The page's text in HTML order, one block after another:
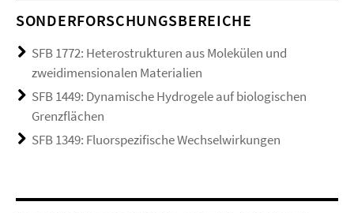
SONDERFORSCHUNGSBEREICHE
SFB 1772: Heterostrukturen aus Molekülen und
zweidimensionalen Materialien
SFB 1449: Dynamische Hydrogele auf biologischen
Grenzflächen
SFB 1349: Fluorspezifische Wechselwirkungen